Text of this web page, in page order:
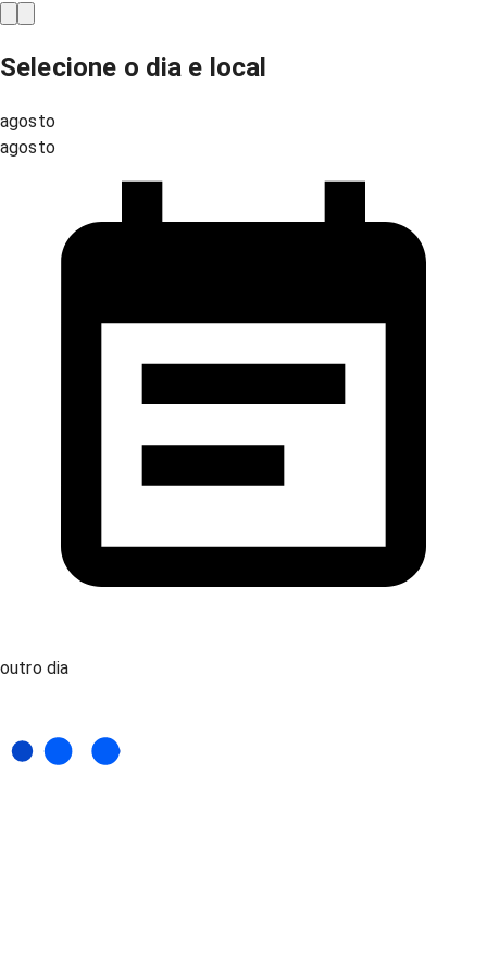
Selecione o dia e local
agosto
agosto
outro dia